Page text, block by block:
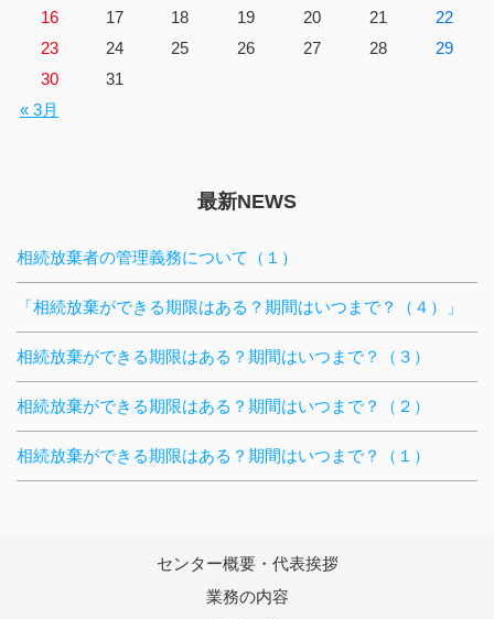
« 3月
16
17 18 19 20 21
22
23
24 25 26 27 28
29
30
31
最新NEWS
相続放棄者の管理義務について（１）
「相続放棄ができる期限はある？期間はいつまで？（４）」
相続放棄ができる期限はある？期間はいつまで？（３）
相続放棄ができる期限はある？期間はいつまで？（２）
相続放棄ができる期限はある？期間はいつまで？（１）
センター概要・代表挨拶
業務の内容